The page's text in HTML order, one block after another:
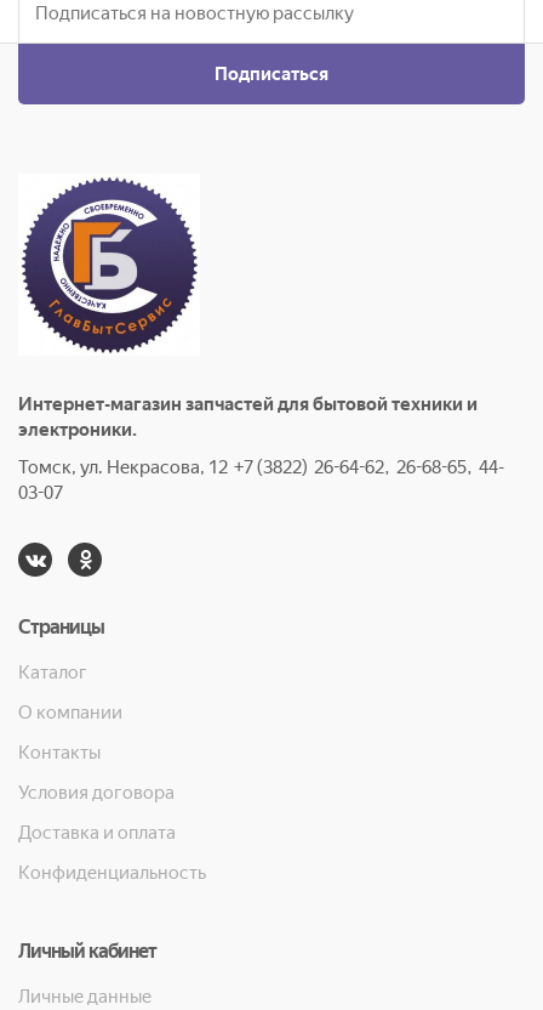
Подписаться
Интернет-магазин запчастей для бытовой техники и
электроники.
Томск, ул. Некрасова, 12 +7 (3822) 26-64-62, 26-68-65, 44-
03-07
Страницы
Каталог
О компании
Контакты
Условия договора
Доставка и оплата
Конфиденциальность
Личный кабинет
Личные данные